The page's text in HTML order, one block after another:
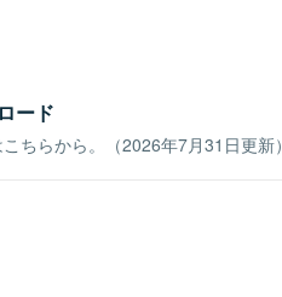
ード
ちらから。（2026年7月31日更新）